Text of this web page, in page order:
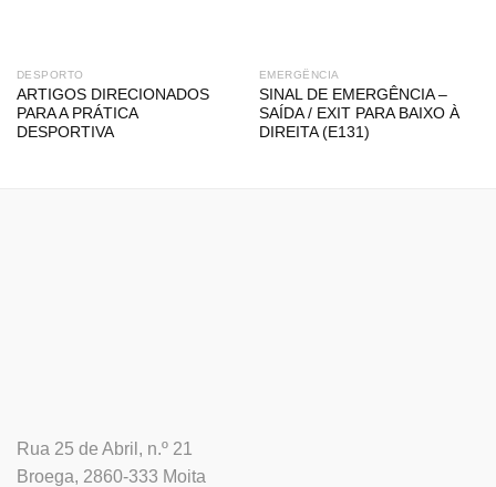
DESPORTO
ARTIGOS DIRECIONADOS
PARA A PRÁTICA
DESPORTIVA
EMERGÊNCIA
SINAL DE EMERGÊNCIA –
SAÍDA / EXIT PARA BAIXO À
DIREITA (E131)
Rua 25 de Abril, n.º 21
Broega, 2860-333 Moita